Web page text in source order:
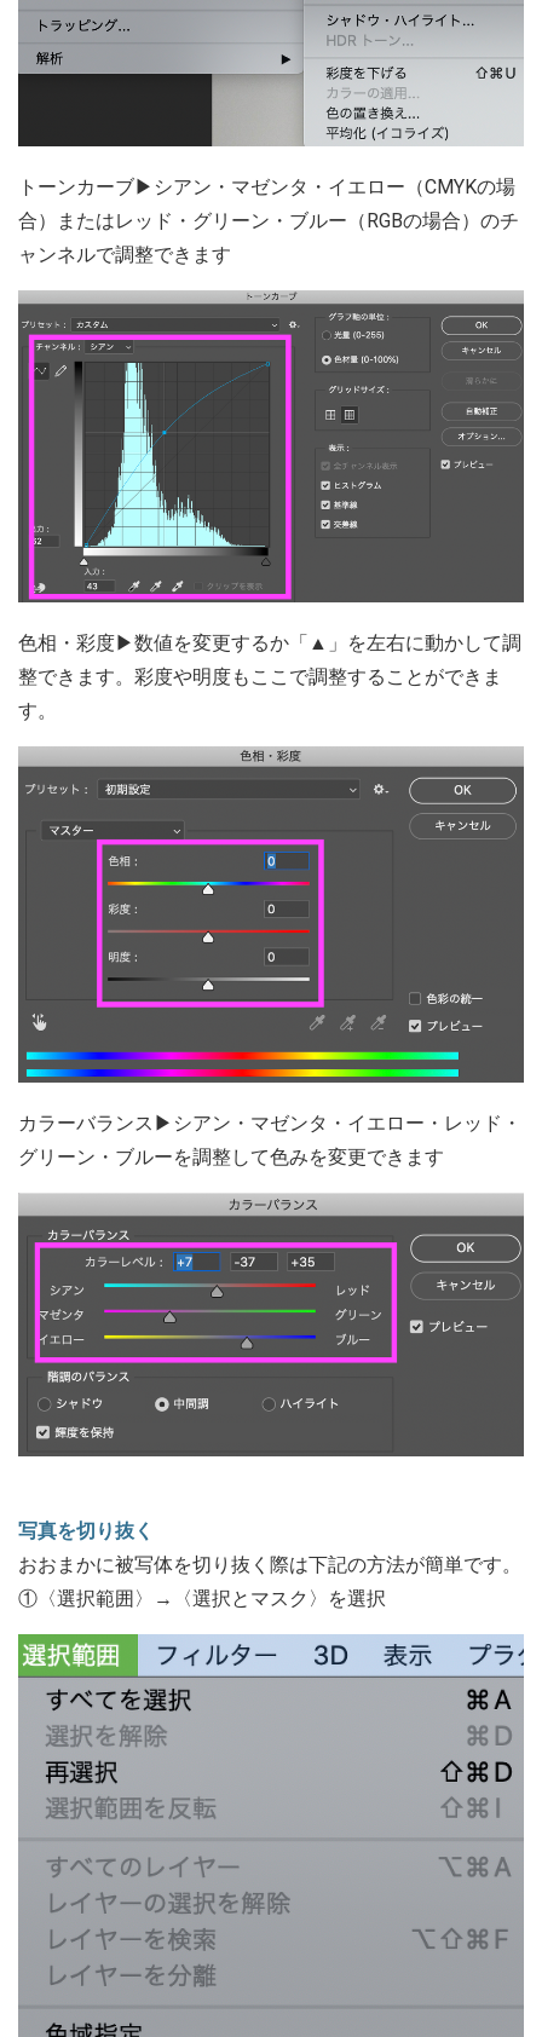
トーンカーブ▶シアン・マゼンタ・イエロー（CMYKの場
合）またはレッド・グリーン・ブルー（RGBの場合）のチ
ャンネルで調整できます
色相・彩度▶数値を変更するか「▲」を左右に動かして調
整できます。彩度や明度もここで調整することができま
す。
カラーバランス▶シアン・マゼンタ・イエロー・レッド・
グリーン・ブルーを調整して色みを変更できます
写真を切り抜く
おおまかに被写体を切り抜く際は下記の方法が簡単です。
①〈選択範囲〉→〈選択とマスク〉を選択